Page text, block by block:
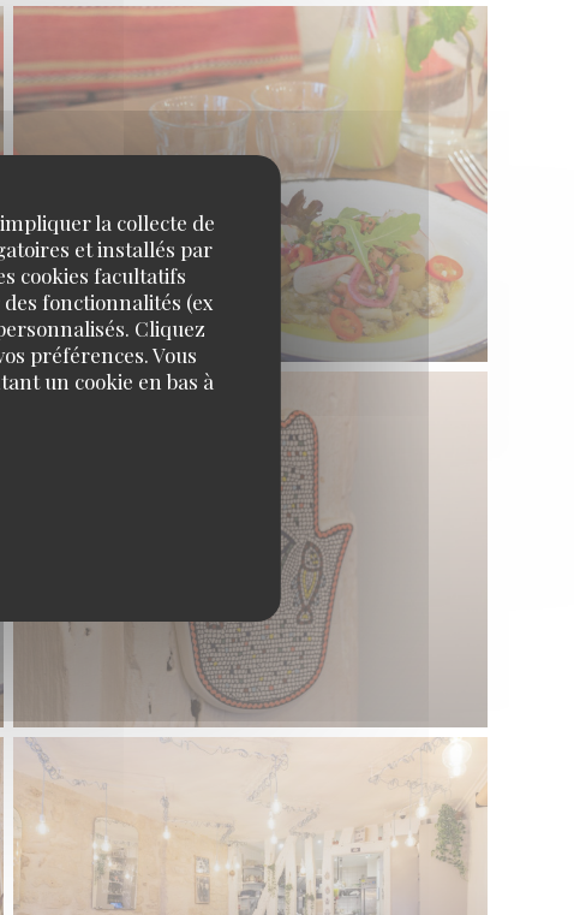
la collecte de
et installés par
cookies facultatifs
fonctionnalités (ex
Cliquez
préférences. Vous
un cookie en bas à